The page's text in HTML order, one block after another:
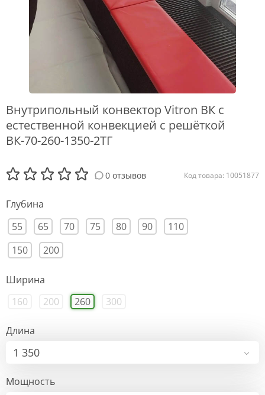
Внутрипольный конвектор Vitron ВК с
естественной конвекцией с решёткой
ВК-70-260-1350-2ТГ
0 отзывов Код товара: 10051877
Глубина
55
65 70 75 80 90
110
150
200
Ширина
160
200 260 300
Длина
1 350
Мощность